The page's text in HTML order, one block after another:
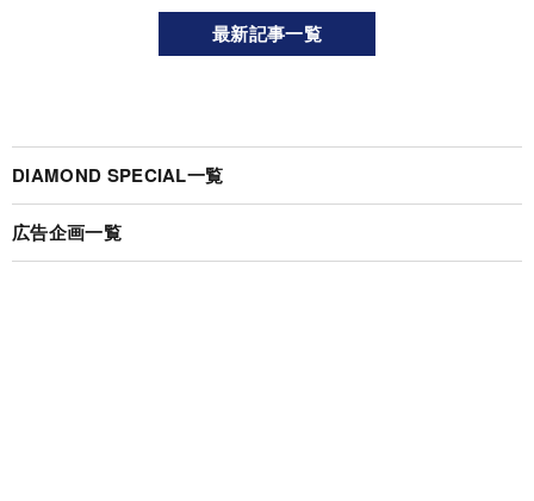
最新記事一覧
DIAMOND SPECIAL一覧
広告企画一覧